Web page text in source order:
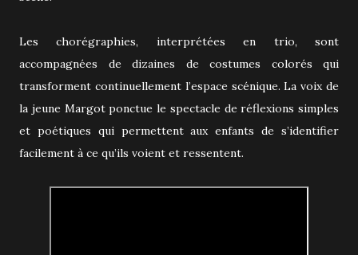
Les chorégraphies, interprétées en trio, sont
accompagnées de dizaines de costumes colorés qui
transforment continuellement l’espace scénique. La voix de
la jeune Margot ponctue le spectacle de réflexions simples
et poétiques qui permettent aux enfants de s’identifier
facilement à ce qu’ils voient et ressentent.